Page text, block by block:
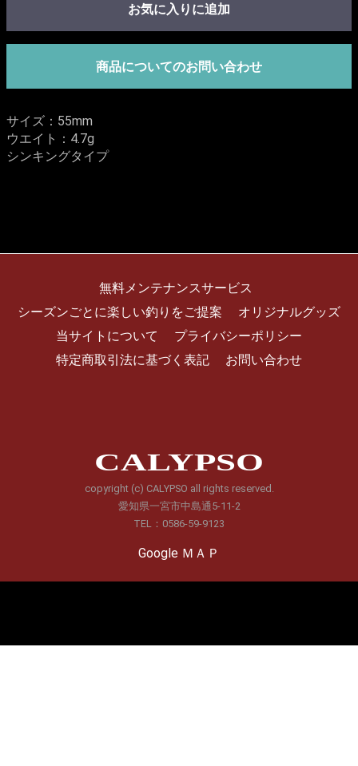
お気に入りに追加
商品についてのお問い合わせ
サイズ：55mm
ウエイト：4.7g
シンキングタイプ
無料メンテナンスサービス
シーズンごとに楽しい釣りをご提案
オリジナルグッズ
当サイトについて
プライバシーポリシー
特定商取引法に基づく表記
お問い合わせ
CALYPSO
copyright (c) CALYPSO all rights reserved.
愛知県一宮市中島通5-11-2
TEL：0586-59-9123
Google ＭＡＰ